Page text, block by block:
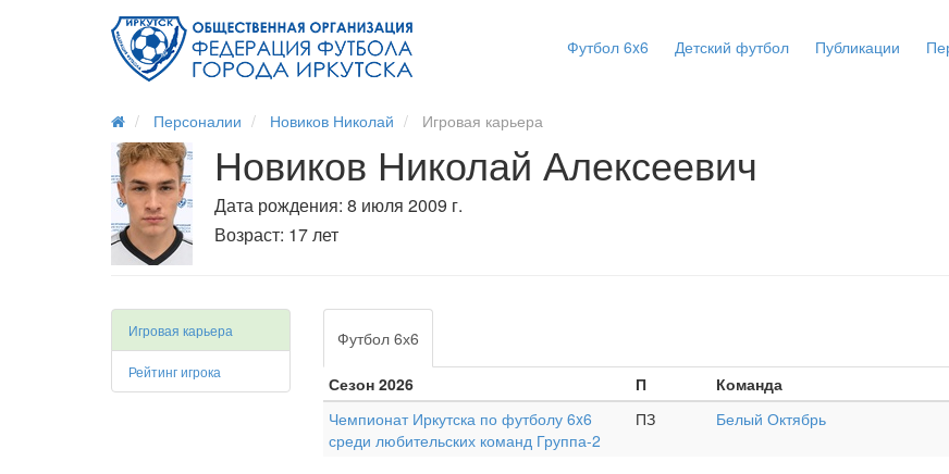
Футбол 6x6 Детский футбол Публикации
Персоналии Новиков Николай Игровая карьера
Новиков Николай Алексеевич
Дата рождения: 8 июля 2009 г.
Возраст: 17 лет
Игровая карьера
Рейтинг игрока
Футбол 6х6
Сезон 2026 П Команда
Чемпионат Иркутска по футболу 6x6
среди любительских команд Группа-2
ПЗ Белый Октябрь